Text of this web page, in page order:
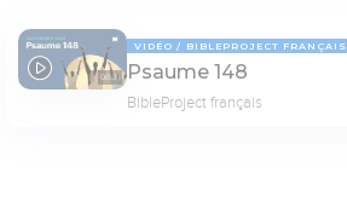
08:31
VIDÉO BIBLEPROJECT FRANÇAIS
Psaume 148
BibleProject français